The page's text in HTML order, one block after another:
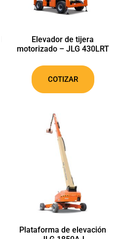
Elevador de tijera
motorizado – JLG 430LRT
COTIZAR
Plataforma de elevación